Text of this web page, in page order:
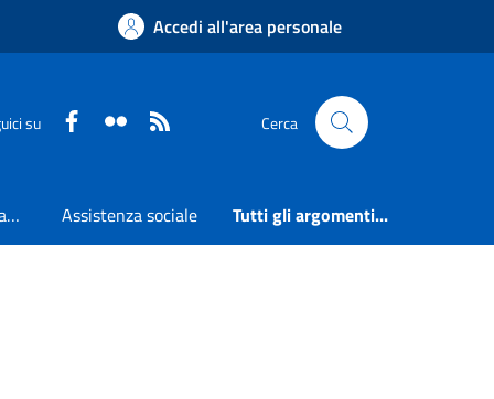
Accedi all'area personale
su Faceboook
Flickr Cerca
Accesso all'informazione Assistenza sociale Tutti gli argomenti...